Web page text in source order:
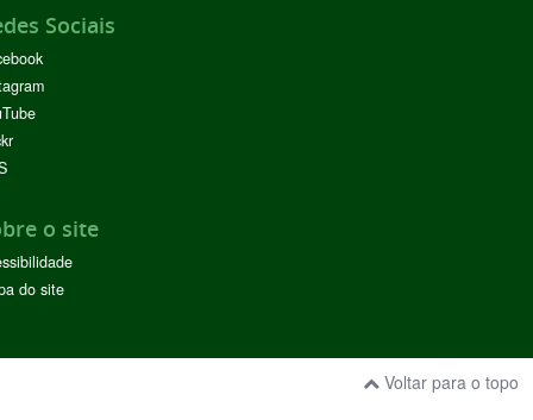
Sociais
o site
do site
Voltar para o topo